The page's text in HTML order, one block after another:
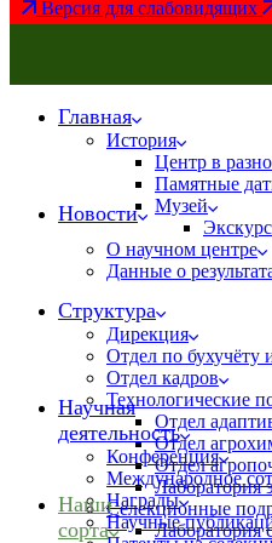
Версия для слабовидящих
Главная
История
Центр в
Памятные
Музей
О научном центре
Данные о
Новости
Структура
Дирекция
Отдел по бухучёту
Отдел кадров
Технологические
Отдел
Отдел
Отдел
Лаборатория
Селекционные
Лаборатория
Научная
деятельность
Конференция
Международное
Награды
Научные
Наши
сорта